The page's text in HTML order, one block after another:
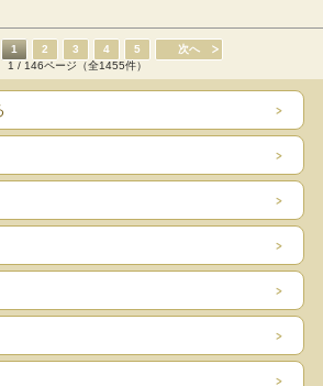
1 2 3 4 5
次へ
1 / 146ページ（全1455件）